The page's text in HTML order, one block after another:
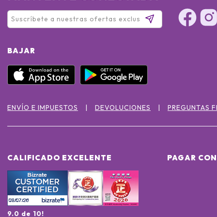
BAJAR
ENVÍO E IMPUESTOS DEVOLUCIONES PREGUNTAS
CALIFICADO EXCELENTE
9.0 de 10!
PAGAR